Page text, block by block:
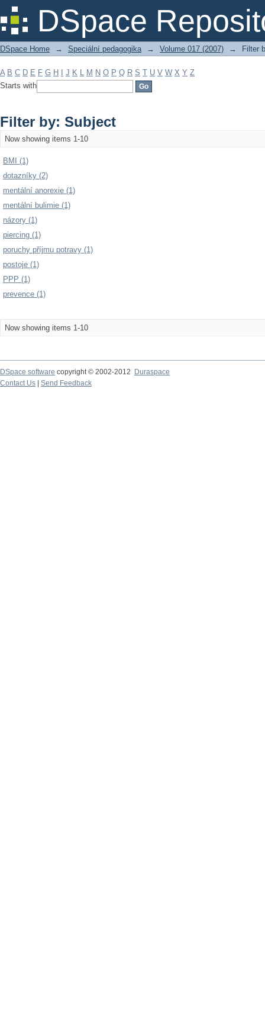
DSpace
Filter by: Subject
DSpace Home → Speciální pedagogika → Volume 017 (2007) → Filter
A B C D E F G H J K L M N O P Q R S T U V W X Y Z
Starts with
Filter by: Subject
Now showing items 1-10
BMI (1)
dotazníky (2)
mentální anorexie (1)
mentální bulimie (1)
názory (1)
piercing (1)
poruchy příjmu potravy (1)
postoje (1)
PPP (1)
prevence (1)
Now showing items 1-10
DSpace software copyright © 2002-2012
Duraspace
Contact Us
Send Feedback